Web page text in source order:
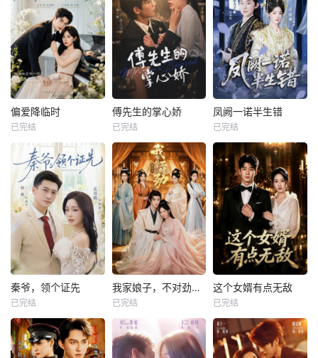
偏爱降临时
已完结
傅先生的掌心娇
已完结
凤阙一诺半生错
已完结
秦爷，领个证先
已完结
我家娘子，不对劲第四季
已完结
这个女婿有点无敌
已完结